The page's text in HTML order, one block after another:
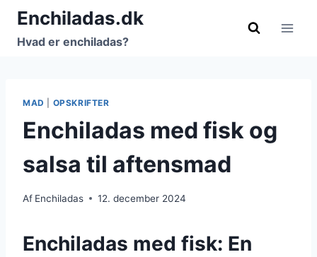
Fortsæt
indhold
Enchiladas.dk
Hvad er enchiladas?
MAD OPSKRIFTER
Enchiladas med fisk og
salsa til aftensmad
Af Enchiladas 12. december 2024
Enchiladas med fisk: En